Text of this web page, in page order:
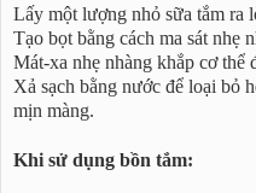
Lấy một lượng nhỏ sữa tắm ra
Tạo bọt bằng cách ma sát nhẹ
Mát-xa nhẹ nhàng khắp cơ thể
Xả sạch bằng nước để loại bỏ
mịn màng.
Khi sử dụng bồn tắm: